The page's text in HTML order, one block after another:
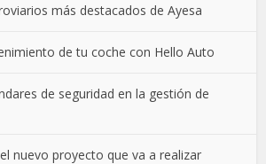
más destacados de Ayesa
de tu coche con Hello Auto
de seguridad en la gestión de
nuevo proyecto que va a realizar